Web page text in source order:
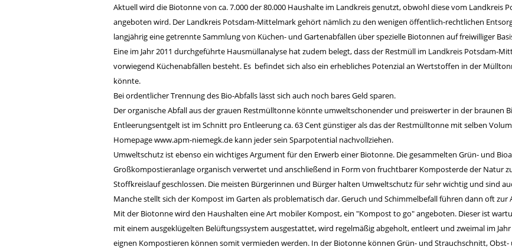
Aktuell wird die Biotonne von ca. 7.000 der 80.000 Haushalte im Landkreis genutzt, obwohl diese vom Landkreis
angeboten wird. Der Landkreis Potsdam-Mittelmark gehört nämlich zu den wenigen öffentlich-rechtlichen
langjährig eine getrennte Sammlung von Küchen- und Gartenabfällen über spezielle Biotonnen auf freiwilliger
Eine im Jahr 2011 durchgeführte Hausmüllanalyse hat zudem belegt, dass der Restmüll im Landkreis Potsdam-
vorwiegend Küchenabfällen besteht. Es befindet sich also ein erhebliches Potenzial an Wertstoffen in der
könnte.
Bei ordentlicher Trennung des Bio-Abfalls lässt sich auch noch bares Geld sparen.
Der organische Abfall aus der grauen Restmülltonne könnte umweltschonender und preiswerter in der braunen
Entleerungsentgelt ist im Schnitt pro Entleerung ca. 63 Cent günstiger als das der Restmülltonne mit selben
Homepagewww.apm-niemegk.de kann jeder sein Sparpotential nachvollziehen.
Umweltschutz ist ebenso ein wichtiges Argument für den Erwerb einer Biotonne. Die gesammelten Grün- und
Großkompostieranlage organisch verwertet und anschließend in Form von fruchtbarer Komposterde der Natur
Stoffkreislauf geschlossen. Die meisten Bürgerinnen und Bürger halten Umweltschutz für sehr wichtig und sind
Manche stellt sich der Kompost im Garten als problematisch dar. Geruch und Schimmelbefall führen dann oft zur
Mit der Biotonne wird den Haushalten eine Art mobiler Kompost, ein "Kompost to go" angeboten. Dieser ist
mit einem ausgeklügelten Belüftungssystem ausgestattet, wird regelmäßig abgeholt, entleert und zweimal im
eignen Kompostieren können somit vermieden werden. In der Biotonne können Grün- und Strauchschnitt, Obst-